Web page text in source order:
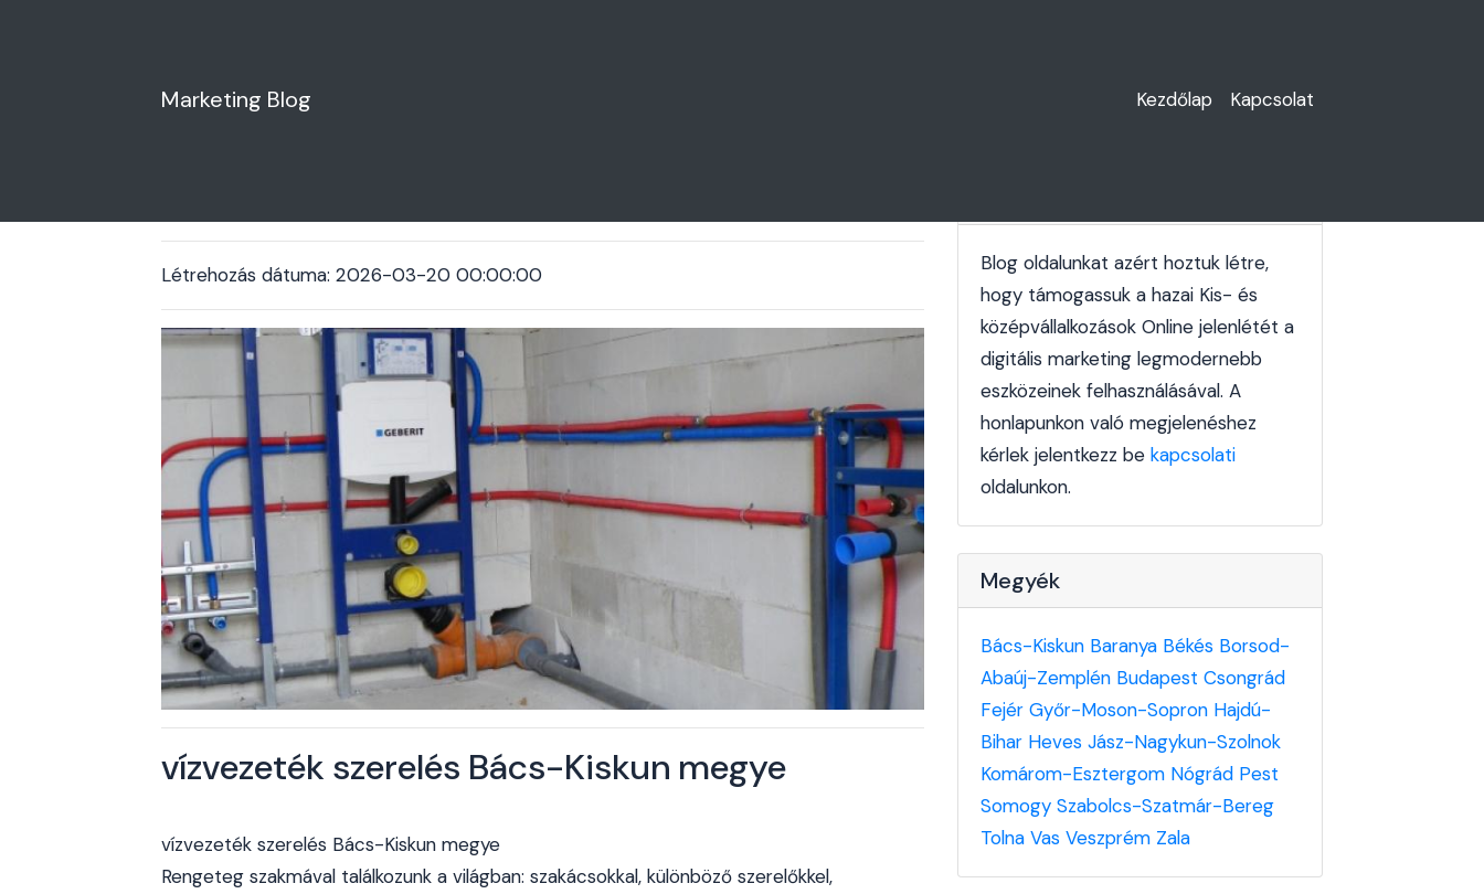
Marketing Blog Kezdőlap Kapcsolat
Létrehozás dátuma: 2026-03-20 00:00:00
vízvezeték szerelés Bács-Kiskun megye
vízvezeték szerelés Bács-Kiskun megye
Rengeteg szakmával találkozunk a világban: szakácsokkal, különböző szerelőkkel,
Blog oldalunkat azért hoztuk létre,
hogy támogassuk a hazai Kis- és
középvállalkozások Online jelenlétét a
digitális marketing legmodernebb
eszközeinek felhasználásával. A
honlapunkon való megjelenéshez
kérlek jelentkezz bekapcsolati
oldalunkon.
Megyék
Bács-Kiskun Baranya Békés Borsod-
Abaúj-Zemplén BudapestCsongrád
FejérGyőr-Moson-Sopron Hajdú-
Bihar HevesJász-Nagykun-Szolnok
Komárom-Esztergom Nógrád Pest
SomogySzabolcs-Szatmár-Bereg
TolnaVasVeszprém Zala